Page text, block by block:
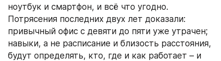
ноутбук и смартфон, и всё что угодно.
Потрясения последних двух лет доказали:
привычный офис с девяти до пяти уже утрачен;
навыки, а не расписание и близость расстояния,
будут определять, кто, где и как работает – и